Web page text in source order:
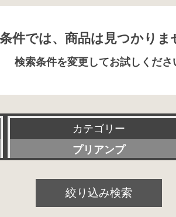
件では、商品は見つかりま
検索条件を変更してお試しくださ
カテゴリー
プリアンプ
パワーアンプ
絞り込み検索